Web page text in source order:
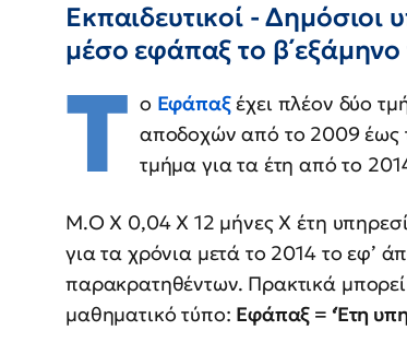
Εκπαιδευτικοί - Δημόσιοι
μέσο εφάπαξ το
Τ ο Εφάπαξέχει πλέον δύο
αποδοχών από το 2009 έως
τμήμα για τα έτη από το
Μ.Ο Χ 0,04 Χ 12 μήνες Χ έτη
για τα χρόνια μετά το 2014 το εφ’
παρακρατηθέντων. Πρακτικά
μαθηματικό τύπο: Εφάπαξ = ‘Έτη